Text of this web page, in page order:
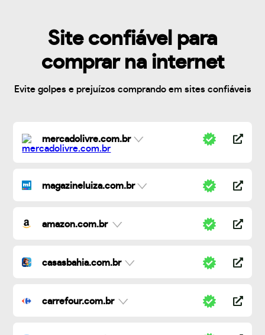
Site confiável para
comprar na internet
Evite golpes e prejuízos comprando em sites confiáveis
mercadolivre.com.br
magazineluiza.com.br
amazon.com.br
casasbahia.com.br
carrefour.com.br